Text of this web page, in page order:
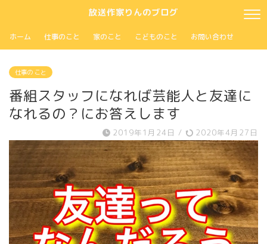
放送作家りんのブログ
ホーム 仕事のこと 家のこと こどものこと お問い合わせ
仕事の こと
番組スタッフになれば芸能人と友達に
なれるの？にお答えします
2019年1月24日 / 2020年4月27日